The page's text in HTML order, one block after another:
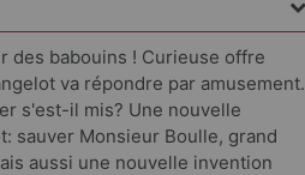
des babouins ! Curieuse offre
va répondre par amusement.
s'est-il mis? Une nouvelle
sauver Monsieur Boulle, grand
aussi une nouvelle invention